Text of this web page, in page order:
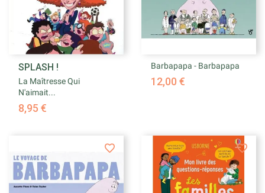
SPLASH !
La Maîtresse Qui
N'aimait...
8,95 €
Barbapapa - Barbapapa
12,00 €